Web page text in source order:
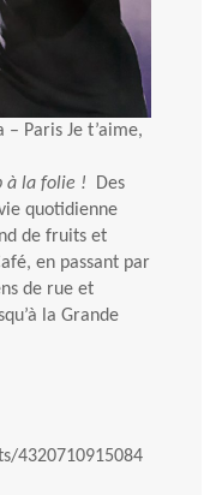
Paris Je t’aime,
à la folie !
Des
quotidienne
de fruits et
en passant par
de rue et
la Grande
4320710915084